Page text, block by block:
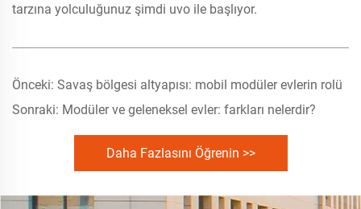
tarzına yolculuğunuz şimdi uvo ile başlıyor.
Önceki: Savaş bölgesi altyapısı: mobil modüler evlerin rolü
Sonraki: Modüler ve geleneksel evler: farkları nelerdir?
Daha Fazlasını Öğrenin >>